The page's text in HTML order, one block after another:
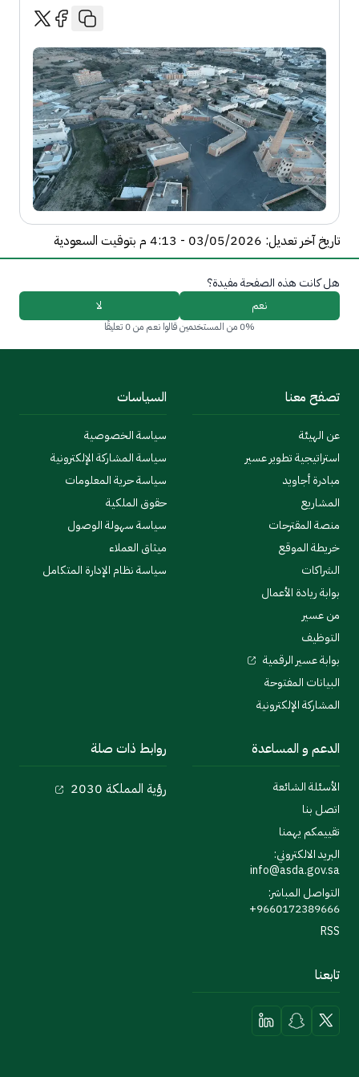
تاريخ آخر تعديل: 03/05/2026 - 4:13 م بتوقيت السعودية
هل كانت هذه الصفحة مفيدة؟
نعم
لا
0% من المستخدمين قالوا نعم من 0 تعليقًا
تصفح معنا
عن الهيئة
استراتيجية تطوير عسير
مبادرة أجاويد
المشاريع
منصة المقترحات
خريطة الموقع
الشراكات
بوابة ريادة الأعمال
من عسير
التوظيف
بوابة عسير الرقمية
البيانات المفتوحة
المشاركة الإلكترونية
السياسات
سياسة الخصوصية
سياسة المشاركة الإلكترونية
سياسة حرية المعلومات
حقوق الملكية
سياسة سهولة الوصول
ميثاق العملاء
سياسة نظام الإدارة المتكامل
الدعم و المساعدة
الأسئلة الشائعة
اتصل بنا
تقييمكم يهمنا
البريد الالكتروني:
info@asda.gov.sa
التواصل المباشر:
9660172389666+
RSS
روابط ذات صلة
رؤية المملكة 2030
تابعنا